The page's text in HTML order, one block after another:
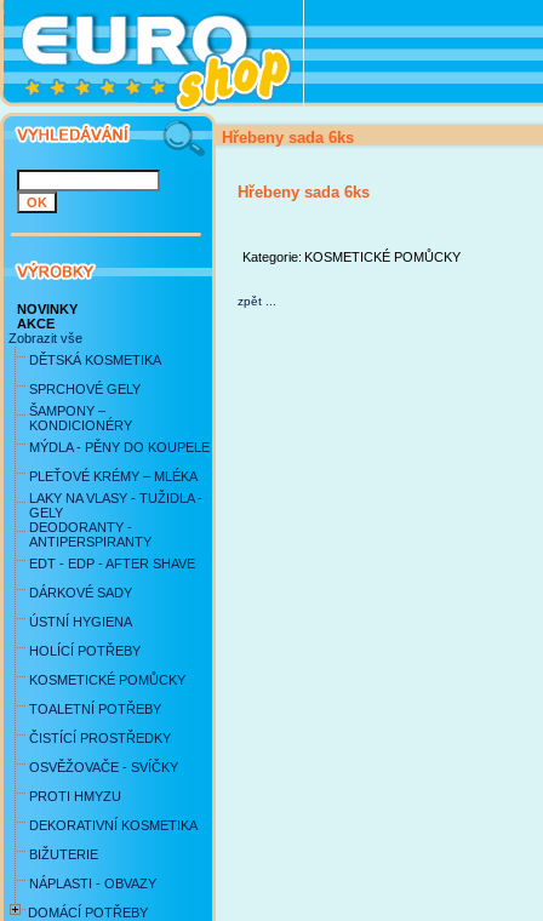
NOVINKY
AKCE
Zobrazit vše
DĚTSKÁ KOSMETIKA
SPRCHOVÉ GELY
ŠAMPONY –
KONDICIONÉRY
MÝDLA - PĚNY DO KOUPELE
PLEŤOVÉ KRÉMY – MLÉKA
LAKY NA VLASY - TUŽIDLA -
GELY
DEODORANTY -
ANTIPERSPIRANTY
EDT - EDP - AFTER SHAVE
DÁRKOVÉ SADY
ÚSTNÍ HYGIENA
HOLÍCÍ POTŘEBY
KOSMETICKÉ POMŮCKY
TOALETNÍ POTŘEBY
ČISTÍCÍ PROSTŘEDKY
OSVĚŽOVAČE - SVÍČKY
PROTI HMYZU
DEKORATIVNÍ KOSMETIKA
BIŽUTERIE
NÁPLASTI - OBVAZY
DOMÁCÍ POTŘEBY
Hřebeny sada 6ks
Hřebeny sada 6ks
Kategorie: KOSMETICKÉ POMŮCKY
zpět ...